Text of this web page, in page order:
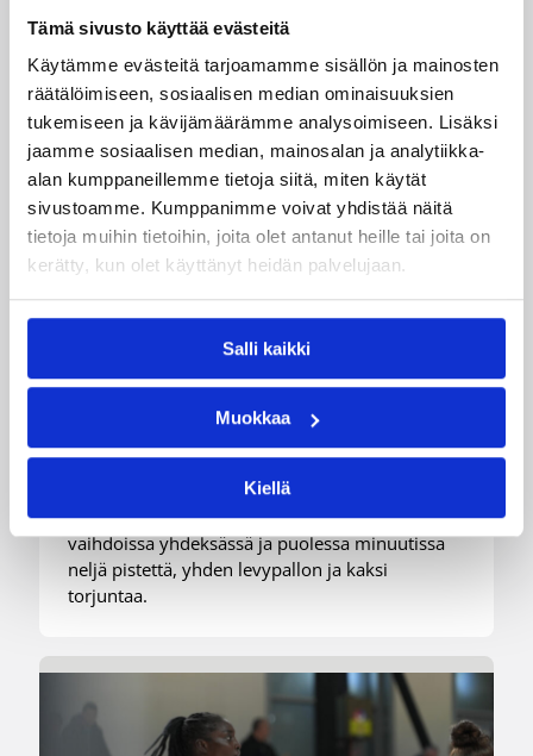
Tämä sivusto käyttää evästeitä
Käytämme evästeitä tarjoamamme sisällön ja mainosten
räätälöimiseen, sosiaalisen median ominaisuuksien
tukemiseen ja kävijämäärämme analysoimiseen. Lisäksi
jaamme sosiaalisen median, mainosalan ja analytiikka-
alan kumppaneillemme tietoja siitä, miten käytät
sivustoamme. Kumppanimme voivat yhdistää näitä
tietoja muihin tietoihin, joita olet antanut heille tai joita on
kerätty, kun olet käyttänyt heidän palvelujaan.
Salli kaikki
Muokkaa
Kiellä
Suomalaiset ulkomailla 08.08.2026 08:54
Wingsille tappio Valkyriesia
vastaan – Kuier neljä pistettä
ja kaksi torjuntaa
WNBA:ssa Dallas Wings kärsi tappion, kun
Golden State Valkyries oli parempi
loppulukemin 94-76 (44-36). Awak Kuier tilastoi
vaihdoissa yhdeksässä ja puolessa minuutissa
neljä pistettä, yhden levypallon ja kaksi
torjuntaa.